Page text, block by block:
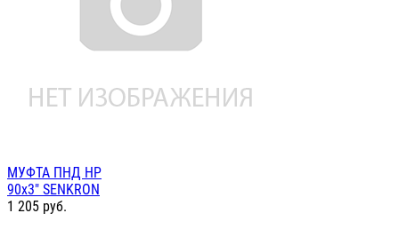
МУФТА ПНД НР
90х3" SENKRON
1 205 руб.